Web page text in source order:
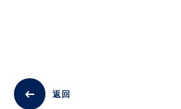
返回